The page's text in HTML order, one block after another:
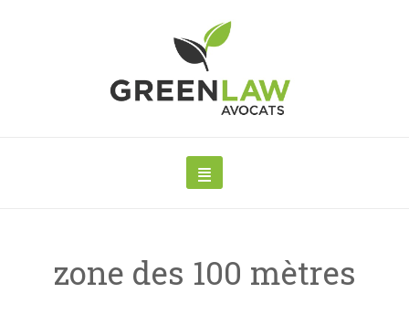
zone des 100 mètres